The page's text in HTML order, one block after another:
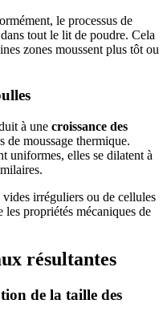
le processus de
tout le lit de poudre. Cela
zones moussent plus tôt ou
à une croissance des
de moussage thermique.
uniformes, elles se dilatent à
irréguliers ou de cellules
propriétés mécaniques de
résultantes
de la taille des